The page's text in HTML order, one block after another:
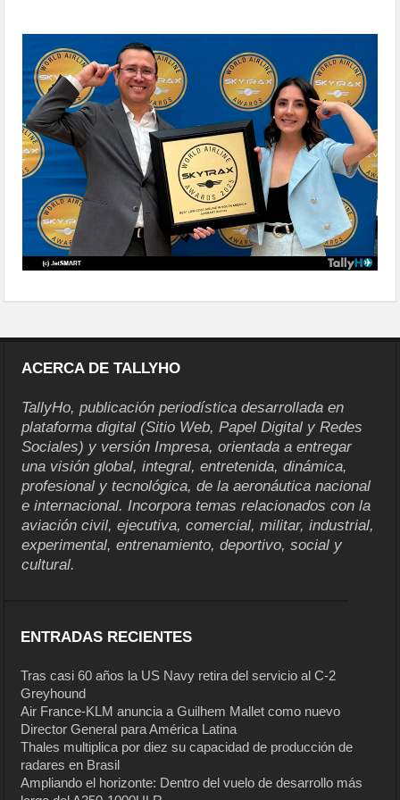
ulcc-en-sudamerica-por-skytrax-
2025
ACERCA DE TALLYHO
TallyHo, publicación periodística desarrollada en
plataforma digital (Sitio Web, Papel Digital y Redes
Sociales) y versión Impresa, orientada a entregar
una visión global, integral, entretenida, dinámica,
profesional y tecnológica, de la aeronáutica nacional
e internacional. Incorpora temas relacionados con la
aviación civil, ejecutiva, comercial, militar, industrial,
experimental, entrenamiento, deportivo, social y
cultural.
ENTRADAS RECIENTES
Tras casi 60 años la US Navy retira del servicio al C-2
Greyhound
Air France-KLM anuncia a Guilhem Mallet como nuevo
Director General para América Latina
Thales multiplica por diez su capacidad de producción de
radares en Brasil
Ampliando el horizonte: Dentro del vuelo de desarrollo más